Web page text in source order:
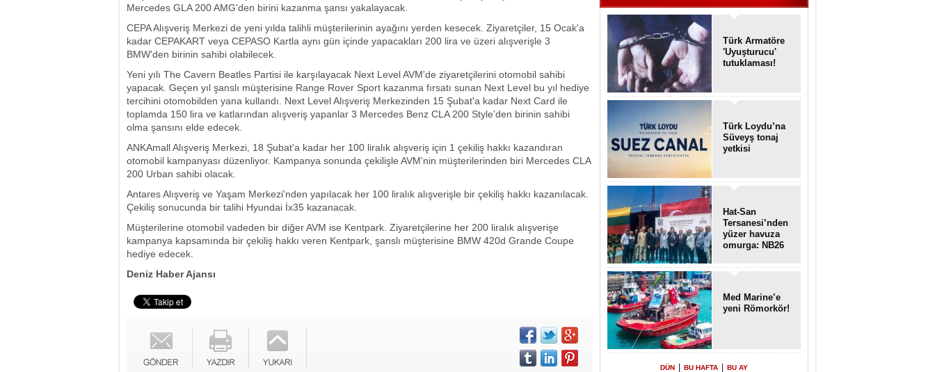
Mercedes GLA 200 AMG'den birini kazanma şansı yakalayacak.
CEPA Alışveriş Merkezi de yeni yılda talihli müşterilerinin ayağını yerden kesecek. Ziyaretçiler, 15 Ocak'a
kadar CEPAKART veya CEPASO Kartla aynı gün içinde yapacakları 200 lira ve üzeri alışverişle 3
BMW'den birinin sahibi olabilecek.
Yeni yılı The Cavern Beatles Partisi ile karşılayacak Next Level AVM'de ziyaretçilerini otomobil sahibi
yapacak. Geçen yıl şanslı müşterisine Range Rover Sport kazanma fırsatı sunan Next Level bu yıl hediye
tercihini otomobilden yana kullandı. Next Level Alışveriş Merkezinden 15 Şubat'a kadar Next Card ile
toplamda 150 lira ve katlarından alışveriş yapanlar 3 Mercedes Benz CLA 200 Style'den birinin sahibi
olma şansını elde edecek.
ANKAmall Alışveriş Merkezi, 18 Şubat'a kadar her 100 liralık alışveriş için 1 çekiliş hakkı kazandıran
otomobil kampanyası düzenliyor. Kampanya sonunda çekilişle AVM'nin müşterilerinden biri Mercedes CLA
200 Urban sahibi olacak.
Antares Alışveriş ve Yaşam Merkezi'nden yapılacak her 100 liralık alışverişle bir çekiliş hakkı kazanılacak.
Çekiliş sonucunda bir talihi Hyundai İx35 kazanacak.
Müşterilerine otomobil vadeden bir diğer AVM ise Kentpark. Ziyaretçilerine her 200 liralık alışverişe
kampanya kapsamında bir çekiliş hakkı veren Kentpark, şanslı müşterisine BMW 420d Grande Coupe
hediye edecek.
Deniz Haber Ajansı
Türk Armatöre
'Uyuşturucu'
tutuklaması!
Türk Loydu’na
Süveyş tonaj
yetkisi
Hat-San
Tersanesi’nden
yüzer havuza
omurga: NB26
Med Marine’e
yeni Römorkör!
DÜN BU HAFTA BU AY